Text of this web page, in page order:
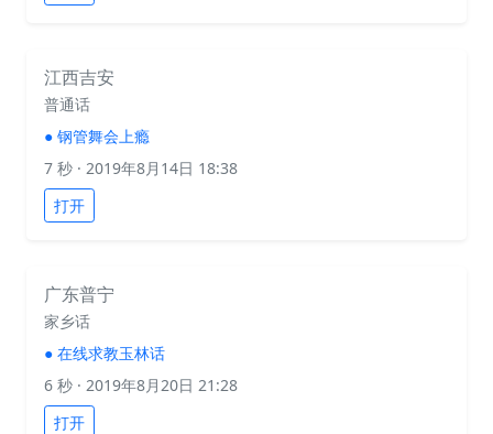
江西吉安
普通话
● 钢管舞会上瘾
7 秒 · 2019年8月14日 18:38
打开
广东普宁
家乡话
● 在线求教玉林话
6 秒 · 2019年8月20日 21:28
打开